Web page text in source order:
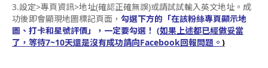
3.設定>專頁資訊>地址(確認正確無誤)或請試試輸入英文地址。成
功後即會顯現地圖標記頁面， 勾選下方的「在該粉絲專頁顯示地
圖、打卡和星號評價」，一定要勾選！ (如果上述都已經做妥當
了，等待7~10天還是沒有成功請向Facebook回報問題 。 )